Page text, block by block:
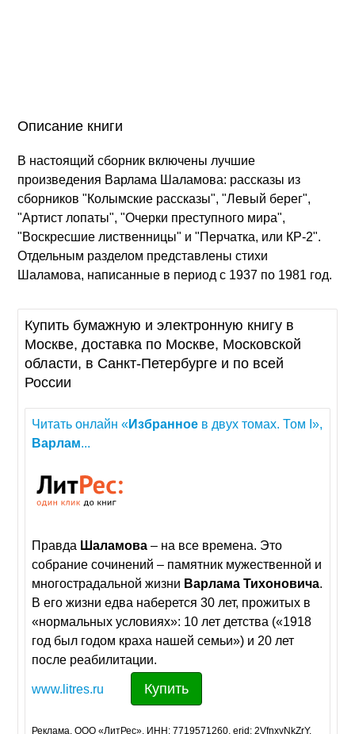
Описание книги
В настоящий сборник включены лучшие
произведения Варлама Шаламова: рассказы из
сборников "Колымские рассказы", "Левый берег",
"Артист лопаты", "Очерки преступного мира",
"Воскресшие лиственницы" и "Перчатка, или КР-2".
Отдельным разделом представлены стихи
Шаламова, написанные в период с 1937 по 1981 год.
Купить бумажную и электронную книгу в
Москве, доставка по Москве, Московской
области, в Санкт-Петербурге и по всей
России
Читать онлайн «Избранное в двух томах. Том I»,
Варлам...
Правда Шаламова – на все времена. Это
собрание сочинений – памятник мужественной и
многострадальной жизни Варлама Тихоновича.
В его жизни едва наберется 30 лет, прожитых в
«нормальных условиях»: 10 лет детства («1918
год был годом краха нашей семьи») и 20 лет
после реабилитации.
www.litres.ru Купить
Реклама. ООО «ЛитРес», ИНН: 7719571260, erid: 2VfnxyNkZrY.